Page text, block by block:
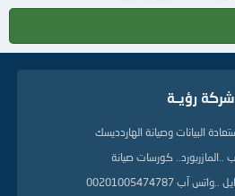
شركة رؤيــة
البيانات وصيانة الهاردديسك
..المازربورد.. كورسات صيانة
آب 00201005474787